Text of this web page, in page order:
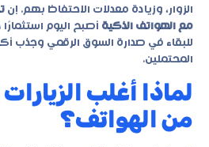
الزوار، وزيادة معدلات الاحتفاظ بهم. إن
مع الهواتف الذكية أصبح اليوم
للبقاء في صدارة السوق الرقمي وجذب
المحتملين.
لماذا أغلب الزيارات
من الهواتف؟